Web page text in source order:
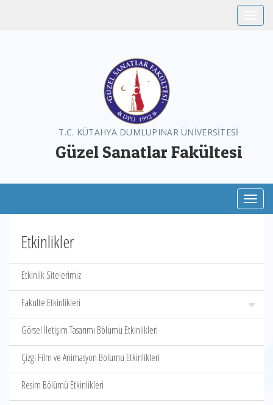
T.C. KÜTAHYA DUMLUPINAR ÜNİVERSİTESİ
Güzel Sanatlar Fakültesi
Etkinlikler
Etkinlik Sitelerimiz
Fakülte Etkinlikleri
Görsel İletişim Tasarımı Bölümü Etkinlikleri
Çizgi Film ve Animasyon Bölümü Etkinlikleri
Resim Bölümü Etkinlikleri